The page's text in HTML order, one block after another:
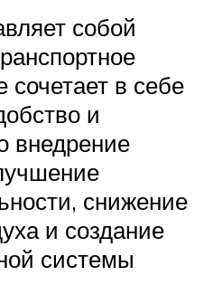
собой
сочетает в себе
и
внедрение
снижение
и создание
системы